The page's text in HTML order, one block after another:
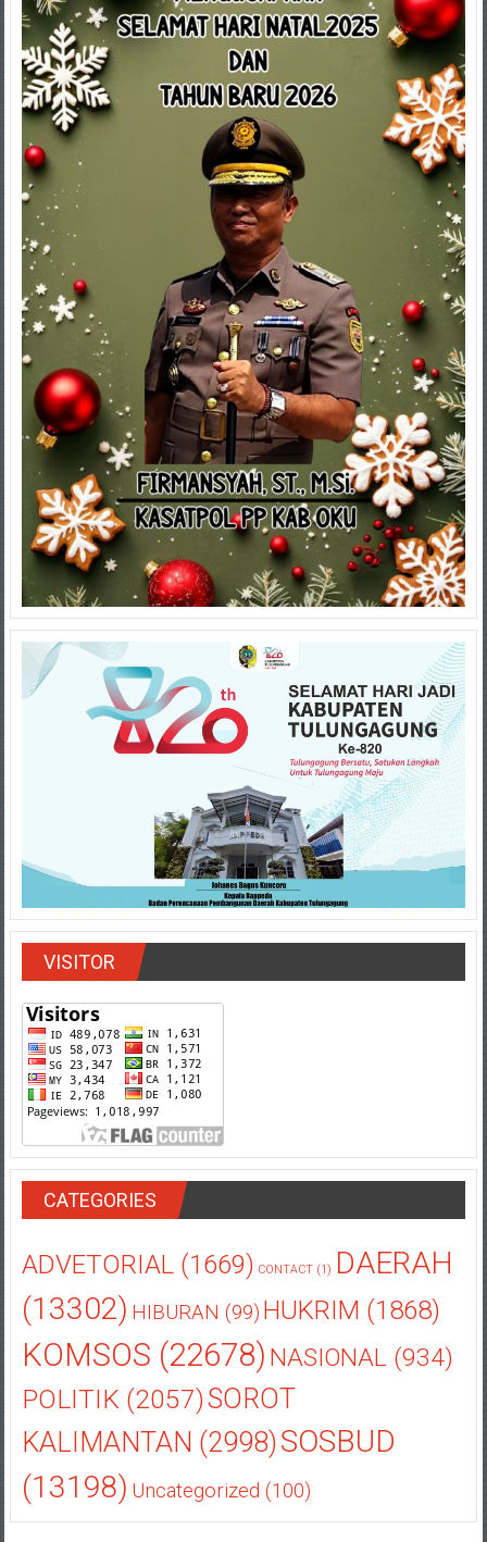
VISITOR
CATEGORIES
ADVETORIAL(1669) CONTACT(1) DAERAH
(13302) HIBURAN (99) HUKRIM (1868)
KOMSOS (22678) NASIONAL(934)
POLITIK(2057)SOROT
KALIMANTAN (2998)SOSBUD
(13198) Uncategorized (100)